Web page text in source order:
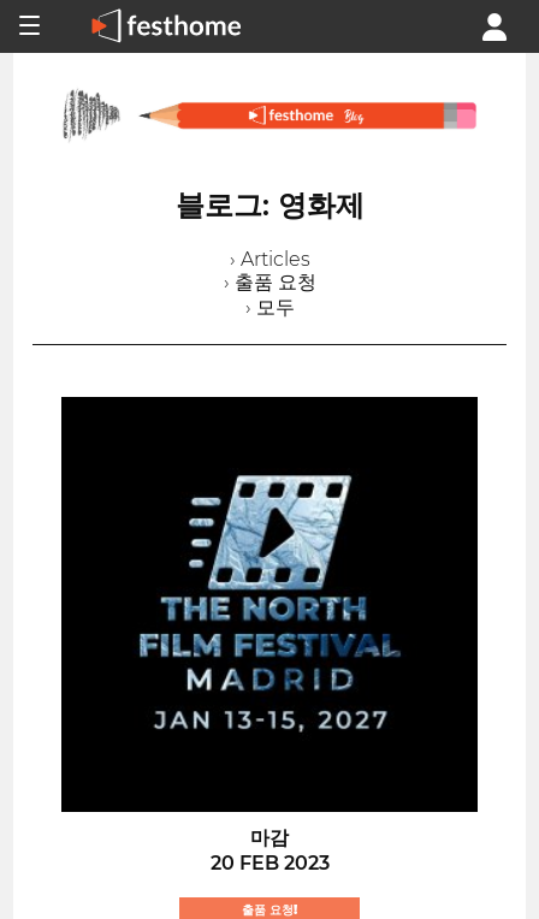
블로그: 영화제
› Articles
› 출품 요청
› 모두
마감
20 FEB 2023
출품 요청!